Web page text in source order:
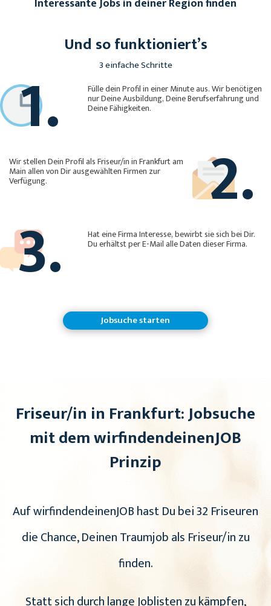
Interessante Jobs in deiner Region finden
Und so funktioniert’s
3 einfache Schritte
1. Fülle dein Profil in einer Minute aus. Wir benötigen
nur Deine Ausbildung, Deine Berufserfahrung und
Deine Fähigkeiten.
2.
Wir stellen Dein Profil als Friseur/in in Frankfurt am
Main allen von Dir ausgewählten Firmen zur
Verfügung.
3. Hat eine Firma Interesse, bewirbt sie sich bei Dir.
Du erhältst per E-Mail alle Daten dieser Firma.
Jobsuche starten
Friseur/in in Frankfurt: Jobsuche
mit dem wirfindendeinenJOB
Prinzip
Auf wirfindendeinenJOB hast Du bei 32 Friseuren
die Chance, Deinen Traumjob als Friseur/in zu
finden.